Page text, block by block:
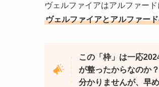
ヴェルファイアはアルファー
ヴェルファイアとアルファー
この「枠」は一応
が整ったからなのか
分かりませんが、早